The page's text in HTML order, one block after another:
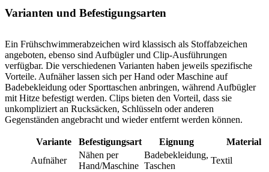
Varianten und Befestigungsarten
Ein Frühschwimmerabzeichen wird klassisch als Stoffabzeichen
angeboten, ebenso sind Aufbügler und Clip-Ausführungen
verfügbar. Die verschiedenen Varianten haben jeweils spezifische
Vorteile. Aufnäher lassen sich per Hand oder Maschi­ne auf
Badebekleidung oder Sporttaschen anbringen, während Aufbügler
mit Hitze befestigt werden. Clips bieten den Vorteil, dass sie
unkompliziert an Rucksäcken, Schlüsseln oder anderen
Gegenständen angebracht und wieder entfernt werden können.
Variante Befestigungsart Eignung
Material
Aufnäher
Nähen per
Hand/Maschine
Badebekleidung,
Taschen
Textil